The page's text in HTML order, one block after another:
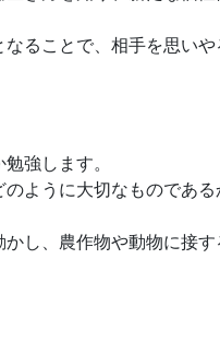
ることで、相手を思い
強します。
ように大切なものである
し、農作物や動物に接